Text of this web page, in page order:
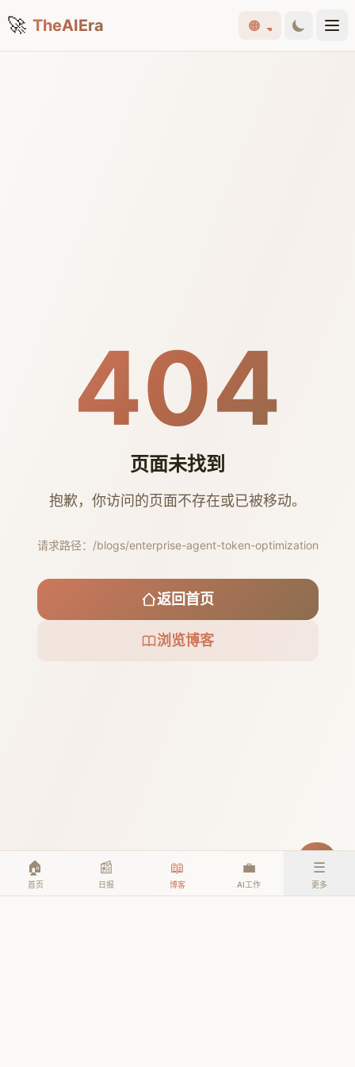
🚀 TheAIEra 🟠
404
页面未找到
抱歉，你访问的页面不存在或已被移动。
请求路径： /blogs/enterprise-agent-token-optimization
返回首页
浏览博客
🏠
首页
📰
日报
📖
博客
💼
AI工作
☰
更多